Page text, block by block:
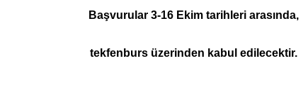
Başvurular 3-16 Ekim tarihleri arasında,
tekfenburs üzerinden kabul edilecektir.